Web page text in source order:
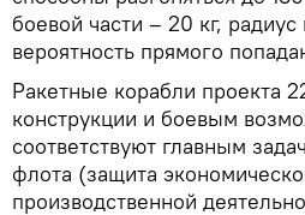
боевой части – 20 кг,
вероятность прямого
Ракетные корабли проекта
конструкции и боевым
соответствуют главным
флота (защита
производственной